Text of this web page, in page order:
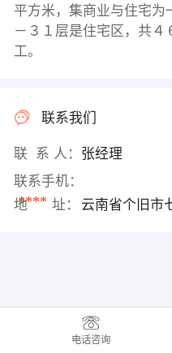
平方米，集商业与住宅为
－３１层是住宅区，共
工。
联系我们
联 系 人： 张经理
联系手机：
****
地 址： 云南省个旧市
电话咨询